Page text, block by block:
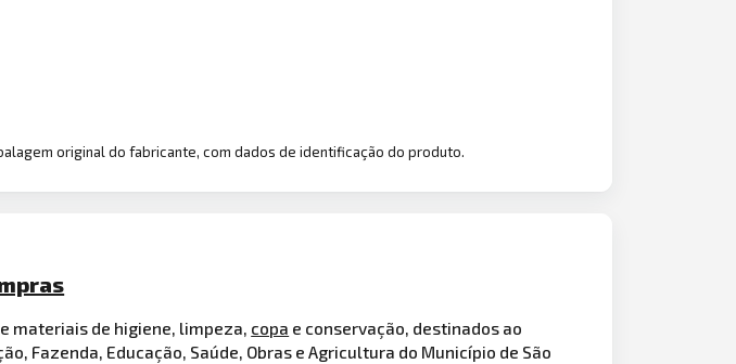
original do fabricante, com dados de identificação do produto.
materiais de higiene, limpeza, copa e conservação, destinados ao
Fazenda, Educação, Saúde, Obras e Agricultura do Município de São